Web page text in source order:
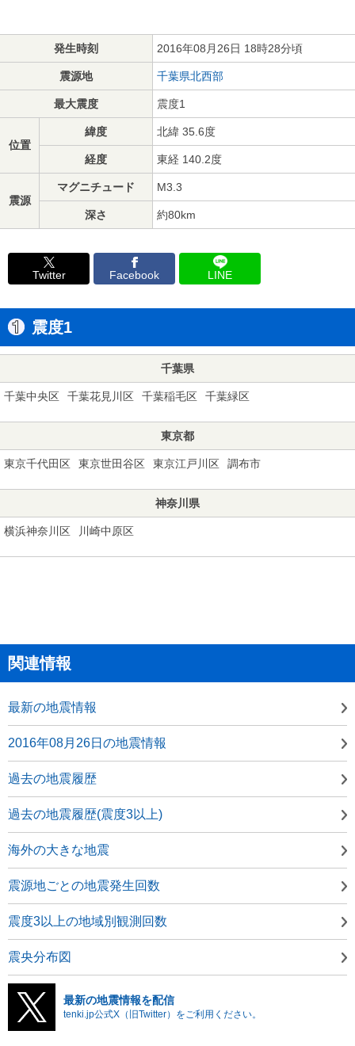
発生時刻 2016年08月26日 18時28分頃
震源地 千葉県北西部
最大震度 震度1
位置
緯度 北緯 35.6度
経度 東経 140.2度
震源
マグニチュード M3.3
深さ 約80km
Twitter Facebook LINE
震度1
千葉県
千葉中央区 千葉花見川区 千葉稲毛区 千葉緑区
東京都
東京千代田区 東京世田谷区 東京江戸川区 調布市
神奈川県
横浜神奈川区 川崎中原区
関連情報
最新の地震情報
2016年08月26日の地震情報
過去の地震履歴
過去の地震履歴(震度3以上)
海外の大きな地震
震源地ごとの地震発生回数
震度3以上の地域別観測回数
震央分布図
最新の地震情報を配信
tenki.jp公式X（旧Twitter）をご利用ください。